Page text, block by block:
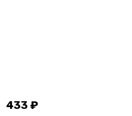
433 ₽